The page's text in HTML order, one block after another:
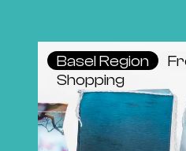
Basel Region
Shopping